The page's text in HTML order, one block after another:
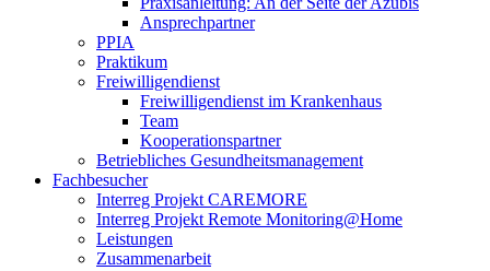
Ansprechpartner
PPIA
Praktikum
Freiwilligendienst
Freiwilligendienst im Krankenhaus
Team
Kooperationspartner
Betriebliches Gesundheitsmanagement
Fachbesucher
Interreg Projekt CAREMORE
Interreg Projekt Remote Monitoring@Home
Leistungen
Zusammenarbeit